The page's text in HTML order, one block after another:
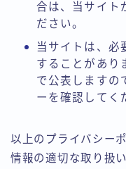
合は、当サイト
ださい。
当サイトは、必
することがあり
で公表しますの
ーを確認してく
以上のプライバシー
情報の適切な取り扱